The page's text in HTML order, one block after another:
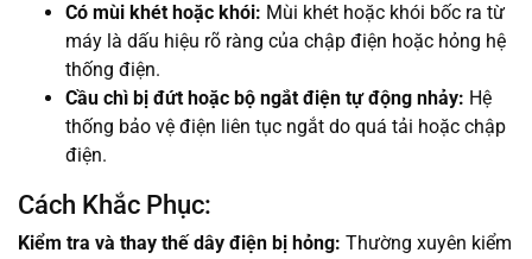
Có mùi khét hoặc khói: Mùi khét hoặc khói bốc ra từ
máy là dấu hiệu rõ ràng của chập điện hoặc hỏng hệ
thống điện.
Cầu chì bị đứt hoặc bộ ngắt điện tự động nhảy: Hệ
thống bảo vệ điện liên tục ngắt do quá tải hoặc chập
điện.
Cách Khắc Phục:
Kiểm tra và thay thế dây điện bị hỏng: Thường xuyên kiểm